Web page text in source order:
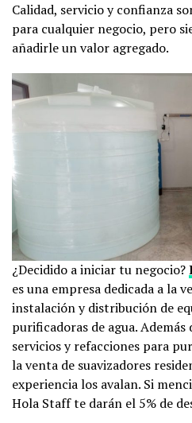
Calidad, servicio y confianza
para cualquier negocio, pero
añadirle un valor agregado.
¿Decidido a iniciar tu negocio?
es una empresa dedicada a la
instalación y distribución de
purificadoras de agua.
servicios y refacciones para
la venta de suavizadores
experiencia los avalan. Si
Hola Staff te darán el 5% de